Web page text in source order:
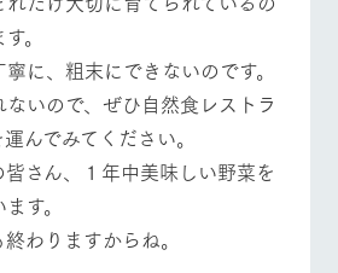
店舗
ス
周
案内
て
金 交通アクセス
問
団体のお客様へ
れの
。
に、粗末にできないのです。
いので、ぜひ自然食レストラ
んでみてください。
さん、１年中美味しい野菜を
す。
わりますからね。